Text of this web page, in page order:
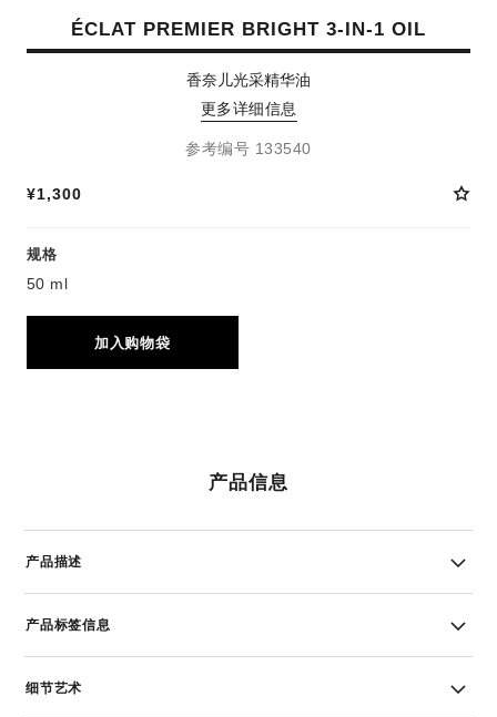
ÉCLAT PREMIER BRIGHT 3-IN-1 OIL
香奈儿光采精华油
更多详细信息
参考编号 133540
¥1,300
规格
50 ml
加入购物袋
产品信息
产品描述
产品标签信息
细节艺术